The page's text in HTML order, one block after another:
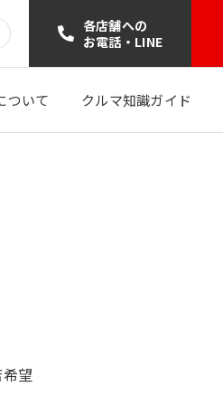
各店舗への
お電話・LINE
ついて クルマ知識ガイド
望